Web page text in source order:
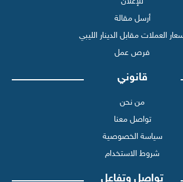
أرسل مقالة
العملات مقابل الدينار الليبي
فرص عمل
قانوني
من نحن
تواصل معنا
سياسة الخصوصية
شروط الاستخدام
تواصل وتفاعل